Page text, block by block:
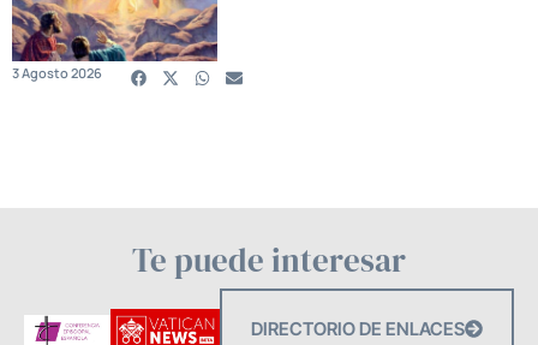
3 Agosto 2026
Te puede interesar
DIRECTORIO DE ENLACES